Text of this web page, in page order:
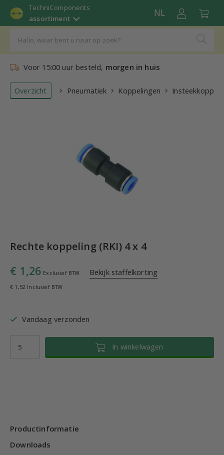
TechniComponents
assortiment
NL
Voor 15:00 uur besteld, morgen in huis
Overzicht Pneumatiek Koppelingen
Rechte koppeling (RKI) 4 x 4
€ 1,26 Exclusief BTW Bekijk staffelkorting
€ 1,52 Inclusief BTW
Vandaag verzonden
In winkelwagen
Productinformatie
Downloads